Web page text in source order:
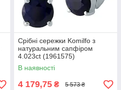
Срібні сережки Komilfo з
натуральним сапфіром
4.023ct (1961575)
В наявності
4 179,75 ₴ 5 573 ₴